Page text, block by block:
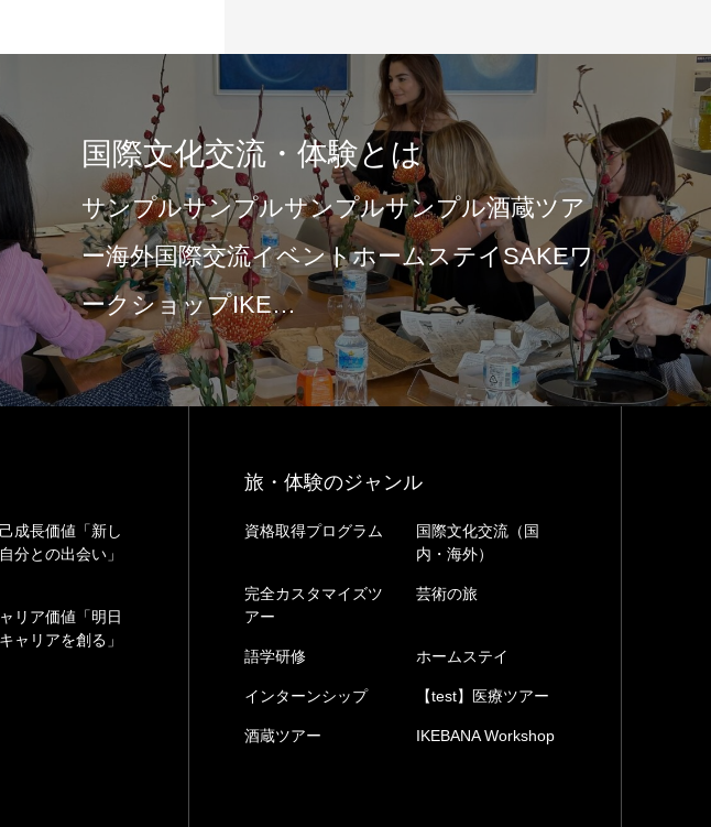
国際文化交流・体験とは
サンプルサンプルサンプルサンプル酒蔵ツア
ー海外国際交流イベントホームステイSAKEワ
ークショップIKE…
成長価値「新し
分との出会い」
リア価値「明日
ャリアを創る」
旅・体験のジャンル
資格取得プログラム
国際文化交流（国
内・海外）
完全カスタマイズツ
アー
芸術の旅
語学研修 ホームステイ
インターンシップ 【test】医療ツアー
酒蔵ツアー IKEBANA Workshop